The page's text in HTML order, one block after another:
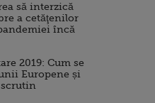
să interzică
a cetăţenilor
încă
2019: Cum se
Europene și